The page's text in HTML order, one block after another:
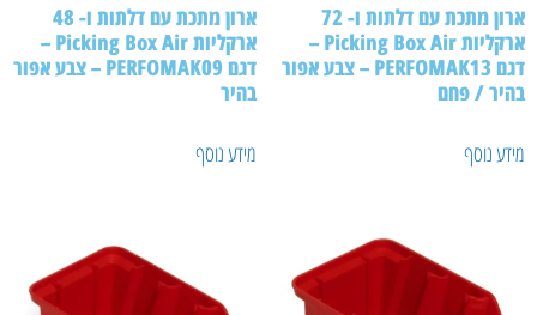
ארון מתכת עם דלתות ו- 72
ארקליות Picking Box Air –
דגם PERFOMAK13 – צבע אפור
בהיר / פחם
מידע נוסף
ארון מתכת עם דלתות ו- 48
ארקליות Picking Box Air –
דגם PERFOMAK09 – צבע אפור
בהיר
מידע נוסף